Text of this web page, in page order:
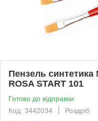
Пензель
ROSA START 101
Готово до відправки
Код: 3442034
Роздріб